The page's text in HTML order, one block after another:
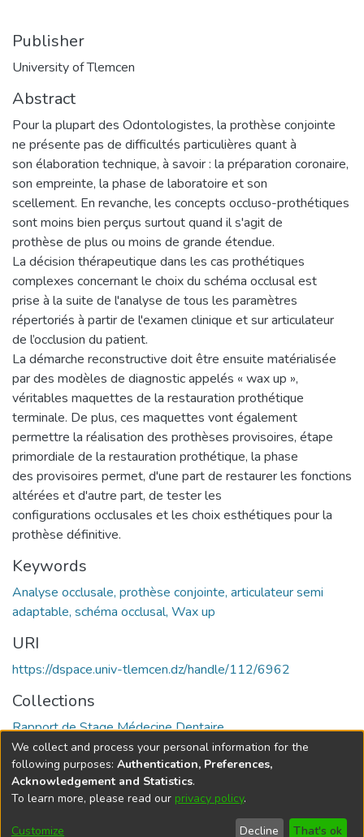
Publisher
University of Tlemcen
Abstract
Pour la plupart des Odontologistes, la prothèse conjointe
ne présente pas de difficultés particulières quant à
son élaboration technique, à savoir : la préparation coronaire,
son empreinte, la phase de laboratoire et son
scellement. En revanche, les concepts occluso-prothétiques
sont moins bien perçus surtout quand il s'agit de
prothèse de plus ou moins de grande étendue.
La décision thérapeutique dans les cas prothétiques
complexes concernant le choix du schéma occlusal est
prise à la suite de l'analyse de tous les paramètres
répertoriés à partir de l'examen clinique et sur articulateur
de l’occlusion du patient.
La démarche reconstructive doit être ensuite matérialisée
par des modèles de diagnostic appelés « wax up »,
véritables maquettes de la restauration prothétique
terminale. De plus, ces maquettes vont également
permettre la réalisation des prothèses provisoires, étape
primordiale de la restauration prothétique, la phase
des provisoires permet, d'une part de restaurer les fonctions
altérées et d'autre part, de tester les
configurations occlusales et les choix esthétiques pour la
prothèse définitive.
Keywords
Analyse occlusale, prothèse conjointe, articulateur semi
adaptable, schéma occlusal, Wax up
URI
https://dspace.univ-tlemcen.dz/handle/112/6962
Collections
Rapport de Stage Médecine Dentaire
Full item page
DSpace softwarecopyright © 2002-2026
Cookie
End User
Send
We collect and process your personal information for the
following purposes: Authentication, Preferences,
Acknowledgement and Statistics.
To learn more, please read our privacy policy.
Customize Decline That's ok